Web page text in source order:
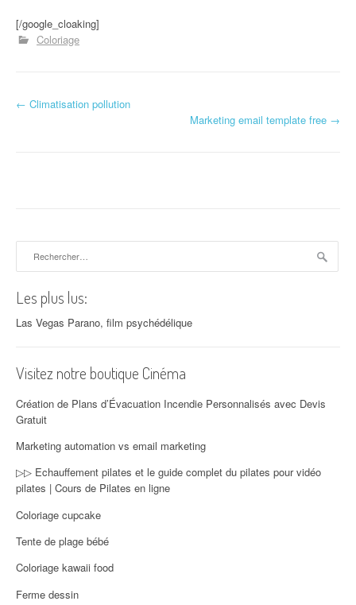
[/google_cloaking]
Coloriage
Navigation d'article
← Climatisation pollution
Marketing email template free →
Les plus lus:
Las Vegas Parano, film psychédélique
Visitez notre boutique Cinéma
Création de Plans d’Évacuation Incendie Personnalisés avec Devis
Gratuit
Marketing automation vs email marketing
▷▷ Echauffement pilates et le guide complet du pilates pour vidéo
pilates | Cours de Pilates en ligne
Coloriage cupcake
Tente de plage bébé
Coloriage kawaii food
Ferme dessin